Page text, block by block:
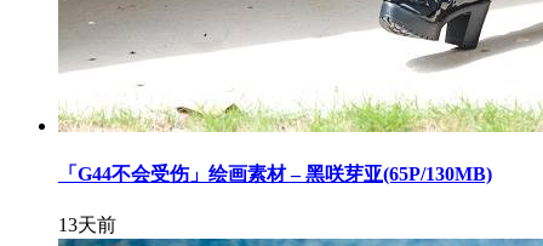
「G44不会受伤」绘画素材 – 黑咲芽亚(65P/130MB)
13天前